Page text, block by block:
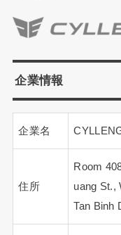
企業情報
企業名
住所
Room
uang St.,
Tan Binh